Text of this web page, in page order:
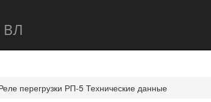
ВЛ
перегрузки РП-5 Технические данные